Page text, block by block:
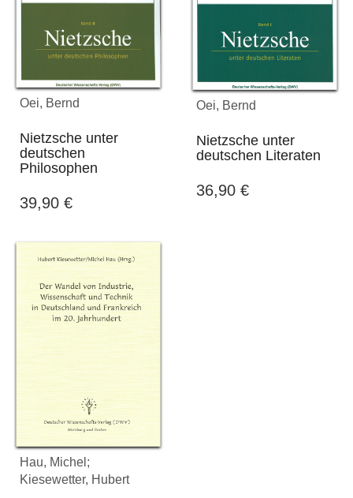
Oei, Bernd
Nietzsche unter
deutschen
Philosophen
39,90 €
Oei, Bernd
Nietzsche unter
deutschen Literaten
36,90 €
Hau, Michel;
Kiesewetter, Hubert